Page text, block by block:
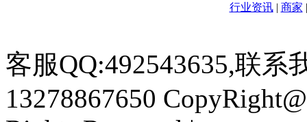
行业资讯| 商家
客服QQ:492543635,联系
13278867650